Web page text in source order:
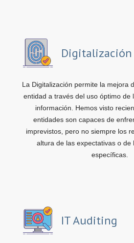
Digitalización
La Digitalización permite la mejora
entidad a través del uso óptimo de
información. Hemos visto
entidades son capaces de
imprevistos, pero no siempre los
altura de las expectativas o de
específicas.
IT Auditing